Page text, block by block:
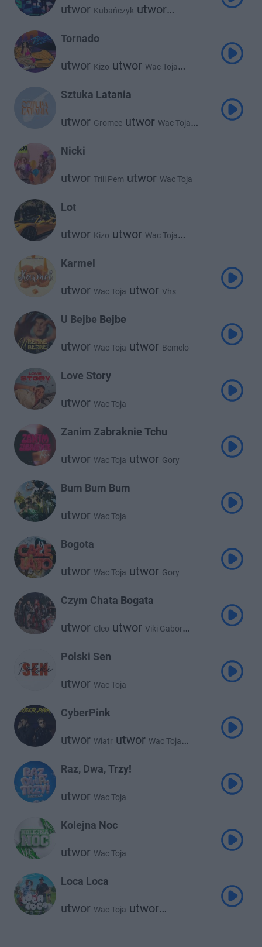
utwor Kubańczyk utwor
Tornado
utwor Kizo utwor Wac Toja
Sztuka Latania
utwor Gromee utwor Wac Toja
Jan Borysewicz
Nicki
utwor Trill Pem utwor Wac Toja
Lot
utwor Kizo utwor Wac Toja
Karmel
utwor Wac Toja utwor Vhs
U Bejbe Bejbe
utwor Wac Toja utwor Bemelo
Love Story
utwor Wac Toja
Zanim Zabraknie Tchu
utwor Wac Toja utwor Gory
Bum Bum Bum
utwor Wac Toja
Bogota
utwor Wac Toja utwor Gory
Czym Chata Bogata
utwor Cleo utwor Viki Gabor
Golec Uorkiestra
Polski Sen
utwor Wac Toja
CyberPink
utwor Wiatr utwor Wac Toja
Raz, Dwa, Trzy!
utwor Wac Toja
Kolejna Noc
utwor Wac Toja
Loca Loca
utwor Wac Toja utwor